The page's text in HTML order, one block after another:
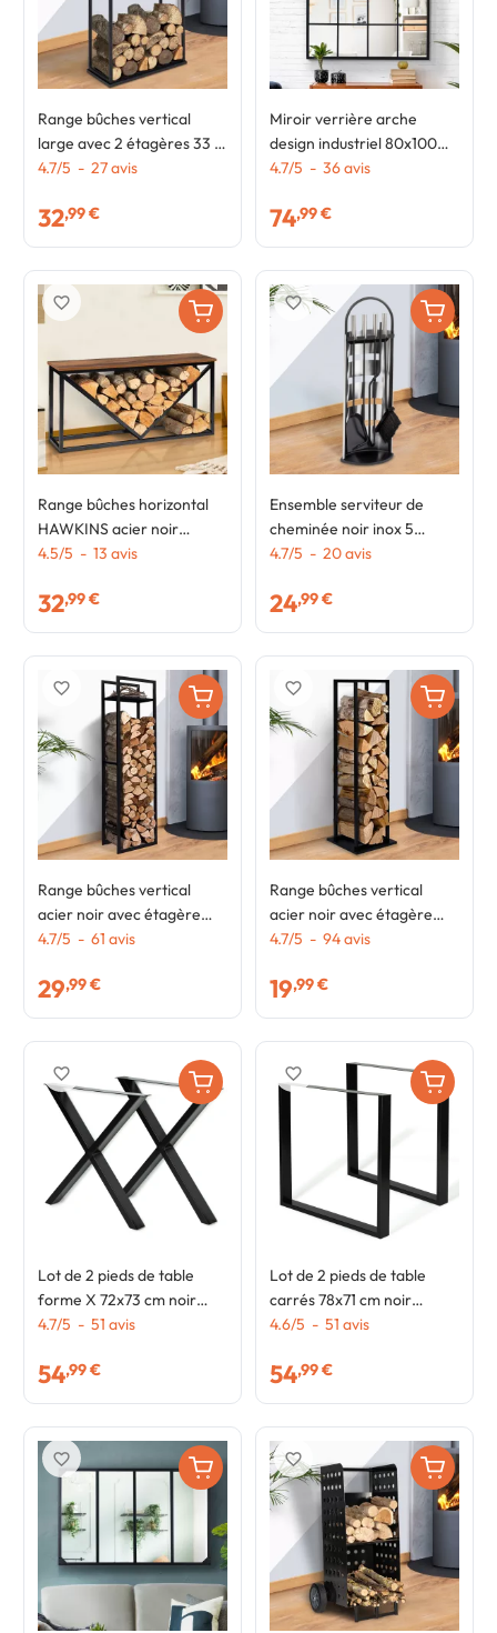
Range bûches vertical
large avec 2 étagères 33 x
66 x 112 cm pour cheminée
4.7/5 - 27avis
32,99 €
Miroir verrière arche
design industriel 80x100
cm
4.7/5 - 36avis
74,99 €
Range bûches horizontal
HAWKINS acier noir
plateau bois foncé pour
4.5/5 - 13 avis
32,99 €
favorite_border
Ensemble serviteur de
cheminée noir inox 5
éléments pelle balai
support
4.7/5 - 20avis
24,99 €
favorite_border
Range bûches vertical
acier noir avec étagère
H.170 CM pour cheminée
4.7/5 - 61 avis
29,99 €
favorite_border
Range bûches vertical
acier noir avec étagère
H.112 CM pour cheminée
4.7/5 - 94avis
19,99 €
favorite_border
Lot de 2 pieds de table
forme X 72x73 cm noir
design industriel
4.7/5 - 51 avis
54,99 €
favorite_border
Lot de 2 pieds de table
carrés 78x71 cm noir
design industriel
4.6/5 - 51 avis
54,99 €
favorite_border
favorite_border favorite_border